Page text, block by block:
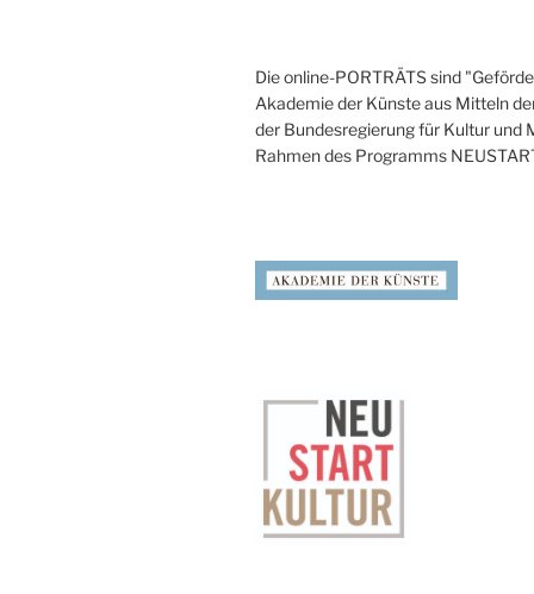
Die online-PORTRÄTS sind
Akademie der Künste aus Mitteln
der Bundesregierung für Kultur und
Rahmen des Programms